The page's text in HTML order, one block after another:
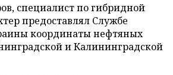
специалист по гибридной
предоставлял Службе
координаты нефтяных
и Калининградской